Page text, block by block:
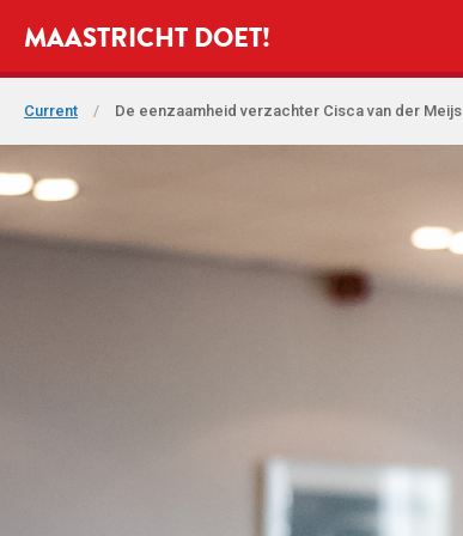
MAASTRICHT DOET!
Current / De eenzaamheid verzachter Cisca van der Meijs